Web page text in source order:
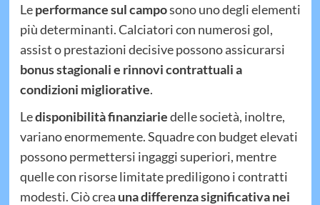
Leperformance sul camposono uno degli elementi
più determinanti. Calciatori con numerosi gol,
assist o prestazioni decisive possono assicurarsi
bonus stagionali e rinnovi contrattuali a
condizioni migliorative.
Ledisponibilità finanziariedelle società, inoltre,
variano enormemente. Squadre con budget elevati
possono permettersi ingaggi superiori, mentre
quelle con risorse limitate prediligono i contratti
modesti. Ciò crea una differenza significativa nei